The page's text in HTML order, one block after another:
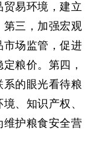
易环境，建立
三，加强宏观
场监管，促进
粮价。第四，
的眼光看待粮
、知识产权、
护粮食安全营